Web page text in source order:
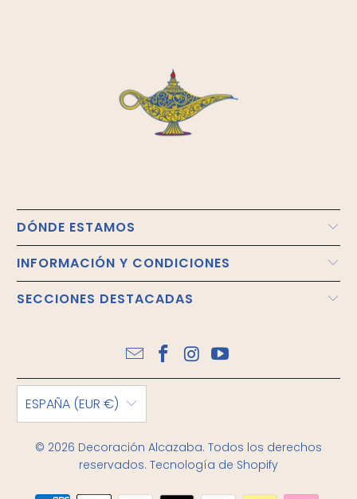
DÓNDE ESTAMOS
INFORMACIÓN Y CONDICIONES
SECCIONES DESTACADAS
ESPAÑA (EUR €)
© 2026 Decoración Alcazaba. Todos los derechos
reservados. Tecnología de Shopify